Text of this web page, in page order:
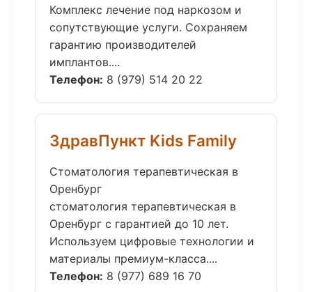
Комплекс лечение под наркозом и
сопутствующие услуги. Сохраняем
гарантию производителей
имплантов....
Телефон: 8 (979) 514 20 22
ЗдравПункт Kids Family
Стоматология терапевтическая в
Оренбург
стоматология терапевтическая в
Оренбург с гарантией до 10 лет.
Используем цифровые технологии и
материалы премиум-класса....
Телефон: 8 (977) 689 16 70